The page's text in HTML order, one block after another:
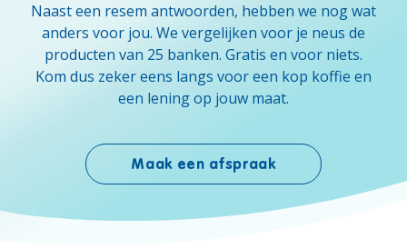
Naast een resem antwoorden, hebben we nog wat
anders voor jou. We vergelijken voor je neus de
producten van 25 banken. Gratis en voor niets.
Kom dus zeker eens langs voor een kop koffie en
een lening op jouw maat.
Maak een afspraak